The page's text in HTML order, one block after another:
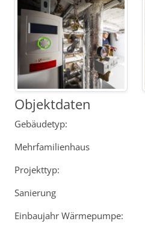
Objektdaten
Gebäudetyp:
Mehrfamilienhaus
Projekttyp:
Sanierung
Einbaujahr Wärmepumpe: